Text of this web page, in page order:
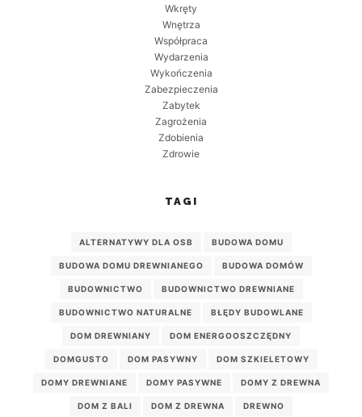
Wkręty
Wnętrza
Współpraca
Wydarzenia
Wykończenia
Zabezpieczenia
Zabytek
Zagrożenia
Zdobienia
Zdrowie
TAGI
ALTERNATYWY DLA OSB BUDOWA DOMU
BUDOWA DOMU DREWNIANEGO BUDOWA DOMÓW
BUDOWNICTWO BUDOWNICTWO DREWNIANE
BUDOWNICTWO NATURALNE BŁĘDY BUDOWLANE
DOM DREWNIANY DOM ENERGOOSZCZĘDNY
DOMGUSTO DOM PASYWNY DOM SZKIELETOWY
DOMY DREWNIANE DOMY PASYWNE DOMY Z DREWNA
DOM Z BALI DOM Z DREWNA DREWNO